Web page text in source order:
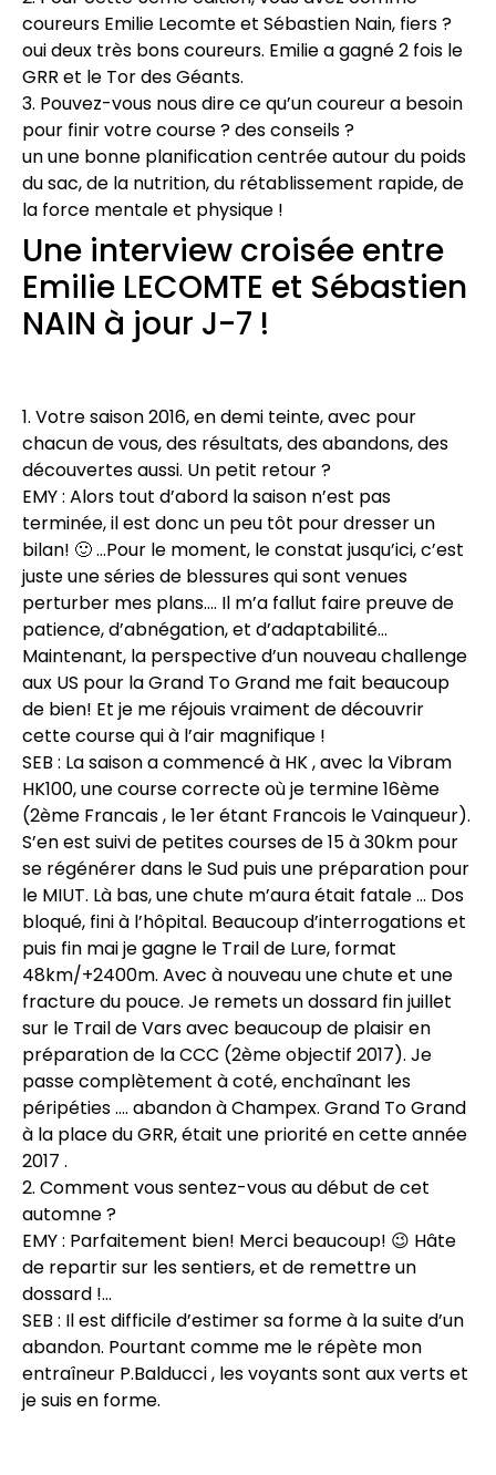
coureurs Emilie Lecomte et Sébastien Nain, fiers ?
oui deux très bons coureurs. Emilie a gagné 2 fois le
GRR et le Tor des Géants.
3. Pouvez-vous nous dire ce qu’un coureur a besoin
pour finir votre course ? des conseils ?
un une bonne planification centrée autour du poids
du sac, de la nutrition, du rétablissement rapide, de
la force mentale et physique !
Une interview croisée entre
Emilie LECOMTE et Sébastien
NAIN à jour J-7 !
1. Votre saison 2016, en demi teinte, avec pour
chacun de vous, des résultats, des abandons, des
découvertes aussi. Un petit retour ?
EMY : Alors tout d’abord la saison n’est pas
terminée, il est donc un peu tôt pour dresser un
bilan! 🙂 …Pour le moment, le constat jusqu’ici, c’est
juste une séries de blessures qui sont venues
perturber mes plans…. Il m’a fallut faire preuve de
patience, d’abnégation, et d’adaptabilité…
Maintenant, la perspective d’un nouveau challenge
aux US pour la Grand To Grand me fait beaucoup
de bien! Et je me réjouis vraiment de découvrir
cette course qui à l’air magnifique !
SEB : La saison a commencé à HK , avec la Vibram
HK100, une course correcte où je termine 16ème
(2ème Francais , le 1er étant Francois le Vainqueur).
S’en est suivi de petites courses de 15 à 30km pour
se régénérer dans le Sud puis une préparation pour
le MIUT. Là bas, une chute m’aura était fatale … Dos
bloqué, fini à l’hôpital. Beaucoup d’interrogations et
puis fin mai je gagne le Trail de Lure, format
48km/+2400m. Avec à nouveau une chute et une
fracture du pouce. Je remets un dossard fin juillet
sur le Trail de Vars avec beaucoup de plaisir en
préparation de la CCC (2ème objectif 2017). Je
passe complètement à coté, enchaînant les
péripéties …. abandon à Champex. Grand To Grand
à la place du GRR, était une priorité en cette année
2017 .
2. Comment vous sentez-vous au début de cet
automne ?
EMY : Parfaitement bien! Merci beaucoup! 😉 Hâte
de repartir sur les sentiers, et de remettre un
dossard !…
SEB : Il est difficile d’estimer sa forme à la suite d’un
abandon. Pourtant comme me le répète mon
entraîneur P.Balducci , les voyants sont aux verts et
je suis en forme.